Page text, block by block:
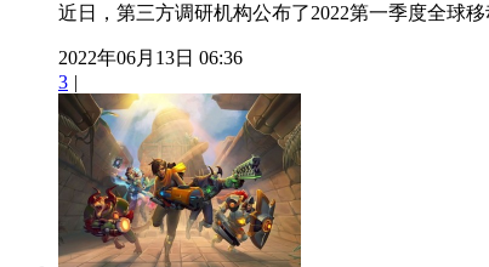
近日，第三方调研机构公布了2022第一季度全球
2022年06月13日 06:36
3 |